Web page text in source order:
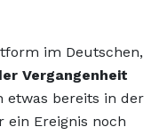
im Deutschen,
Vergangenheit
etwas bereits in der
ein Ereignis noch